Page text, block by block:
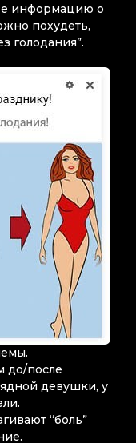
информацию о
похудеть,
голодания”.
до/после
девушки, у
“боль”